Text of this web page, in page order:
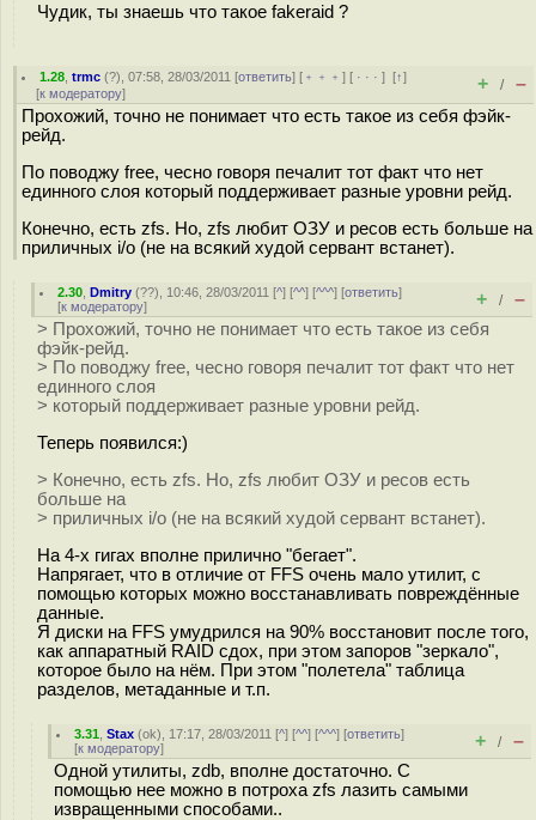
Чудик, ты знаешь что такое fakeraid ?
1.28 ,trmc (?), 07:58, 28/03/2011 [ответить] [ ﹢﹢﹢] [ · · ·][↑]
[к модератору] + / –
Прохожий, точно не понимает что есть такое из себя фэйк-
рейд.
По поводжу free, чесно говоря печалит тот факт что нет
единного слоя который поддерживает разные уровни рейд.
Конечно, есть zfs. Но, zfs любит ОЗУ и ресов есть больше на
приличных i/o (не на всякий худой сервант встанет).
2.30 ,Dmitry (??), 10:46, 28/03/2011 [^] [^^] [^^^] [ответить]
[к модератору] + / –
> Прохожий, точно не понимает что есть такое из себя
фэйк-рейд.
> По поводжу free, чесно говоря печалит тот факт что нет
единного слоя
> который поддерживает разные уровни рейд.
Теперь появился:)
> Конечно, есть zfs. Но, zfs любит ОЗУ и ресов есть
больше на
> приличных i/o (не на всякий худой сервант встанет).
На 4-х гигах вполне прилично "бегает".
Напрягает, что в отличие от FFS очень мало утилит, с
помощью которых можно восстанавливать повреждённые
данные.
Я диски на FFS умудрился на 90% восстановит после того,
как аппаратный RAID сдох, при этом запоров "зеркало",
которое было на нём. При этом "полетела" таблица
разделов, метаданные и т.п.
3.31 ,Stax (ok), 17:17, 28/03/2011 [^] [^^] [^^^] [ответить]
[к модератору] + / –
Одной утилиты, zdb, вполне достаточно. С
помощью нее можно в потроха zfs лазить самыми
извращенными способами..